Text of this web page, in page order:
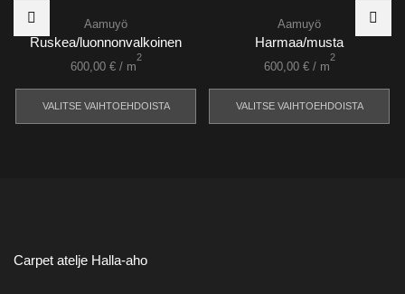
Aamuyö
Ruskea/luonnonvalkoinen
600,00 €/ m
2
VALITSE VAIHTOEHDOISTA
Aamuyö
Harmaa/musta
600,00 €/ m
2
VALITSE VAIHTOEHDOISTA
Carpet atelje Halla-aho